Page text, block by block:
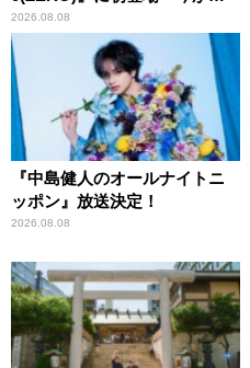
とてもワクワクしておりま
す！」
2026.08.08
『中島健人のオールナイトニ
ッポン』放送決定！
2026.08.08